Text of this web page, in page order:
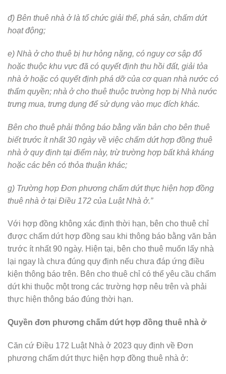
đ) Bên thuê nhà ở là tổ chức giải thể, phá sản, chấm dứt
hoạt động;
e) Nhà ở cho thuê bị hư hỏng nặng, có nguy cơ sập đổ
hoặc thuộc khu vực đã có quyết định thu hồi đất, giải tỏa
nhà ở hoặc có quyết định phá dỡ của cơ quan nhà nước có
thẩm quyền; nhà ở cho thuê thuộc trường hợp bị Nhà nước
trưng mua, trưng dụng để sử dụng vào mục đích khác.
Bên cho thuê phải thông báo bằng văn bản cho bên thuê
biết trước ít nhất 30 ngày về việc chấm dứt hợp đồng thuê
nhà ở quy định tại điểm này, trừ trường hợp bất khả kháng
hoặc các bên có thỏa thuận khác;
g) Trường hợp Đơn phương chấm dứt thực hiện hợp đồng
thuê nhà ở tại Điều 172 của Luật Nhà ở.”
Với hợp đồng không xác định thời hạn, bên cho thuê chỉ
được chấm dứt hợp đồng sau khi thông báo bằng văn bản
trước ít nhất 90 ngày. Hiện tại, bên cho thuê muốn lấy nhà
lại ngay là chưa đúng quy định nếu chưa đáp ứng điều
kiện thông báo trên. Bên cho thuê chỉ có thể yêu cầu chấm
dứt khi thuộc một trong các trường hợp nêu trên và phải
thực hiện thông báo đúng thời hạn.
Quyền đơn phương chấm dứt hợp đồng thuê nhà ở
Căn cứ Điều 172 Luật Nhà ở 2023 quy định về Đơn
phương chấm dứt thực hiện hợp đồng thuê nhà ở: